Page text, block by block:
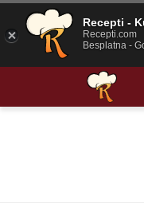
Recepti -
Recepti.com
Besplatna -